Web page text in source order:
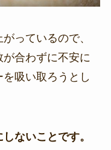
っているので、
合わずに不安に
吸い取ろうとし
ないことです。